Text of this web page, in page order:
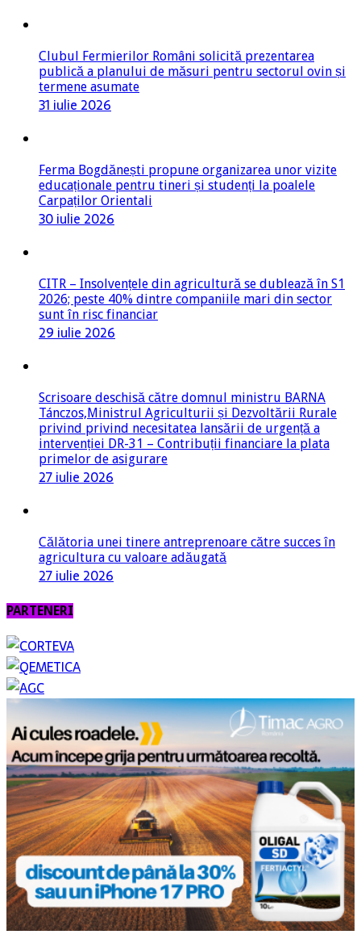
Clubul Fermierilor Români solicită prezentarea
publică a planului de măsuri pentru sectorul ovin și
termene asumate
31 iulie 2026
Ferma Bogdănești propune organizarea unor vizite
educaționale pentru tineri și studenți la poalele
Carpaților Orientali
30 iulie 2026
CITR – Insolvențele din agricultură se dublează în S1
2026; peste 40% dintre companiile mari din sector
sunt în risc financiar
29 iulie 2026
Scrisoare deschisă către domnul ministru BARNA
Tánczos,Ministrul Agriculturii și Dezvoltării Rurale
privind privind necesitatea lansării de urgență a
intervenției DR-31 – Contribuții financiare la plata
primelor de asigurare
27 iulie 2026
Călătoria unei tinere antreprenoare către succes în
agricultura cu valoare adăugată
27 iulie 2026
PARTENERI